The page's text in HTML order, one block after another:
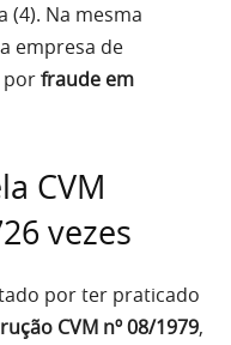
(4). Na mesma
empresa de
porfraude em
CVM
vezes
por ter praticado
CVM nº 08/1979,